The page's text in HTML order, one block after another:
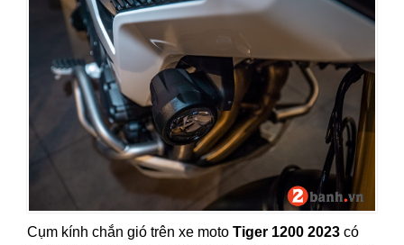
Cụm kính chắn gió trên xe moto Tiger 1200 2023 có